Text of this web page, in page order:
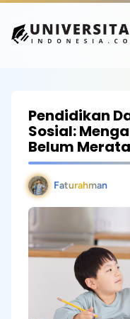
Pendidikan
Sosial:
Belum Merata
Faturahman